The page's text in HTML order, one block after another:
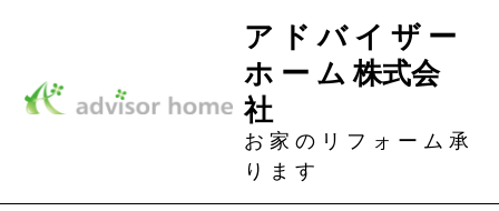
ア ド バ イ ザ ー
ホ ー ム 株式会
社
お 家 の リ フ ォ ー ム 承
り ま す